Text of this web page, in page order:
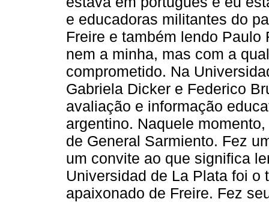
e educadoras militantes do
Freire e também lendo
nem a minha, mas com a
comprometido. Na
Gabriela Dicker e Federico
avaliação e informação
argentino. Naquele
de General Sarmiento. Fez
um convite ao que significa
Universidad de La Plata foi o
apaixonado de Freire. Fez